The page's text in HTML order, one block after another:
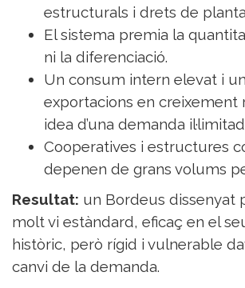
estructurals i drets de
El sistema premia la
ni la diferenciació.
Un consum intern elevat i
exportacions en creixement
idea d’una demanda
Cooperatives i estructures
depenen de grans volums
Resultat: un Bordeus dissenyat
molt vi estàndard, eficaç en el
històric, però rígid i vulnerable
canvi de la demanda.